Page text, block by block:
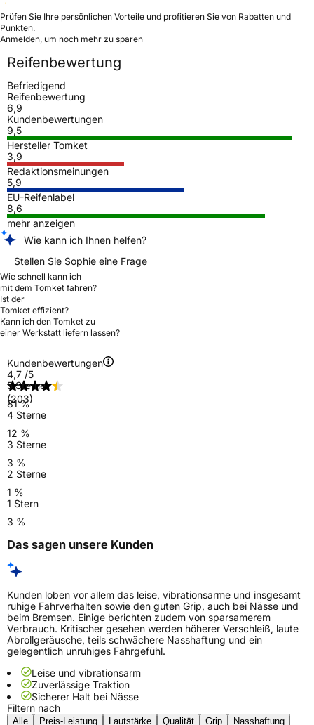
Prüfen Sie Ihre persönlichen Vorteile und profitieren Sie von Rabatten und
Punkten.
Anmelden, um noch mehr zu sparen
Reifenbewertung
Befriedigend
Reifenbewertung
6,9
Kundenbewertungen
9,5
Hersteller Tomket
3,9
Redaktionsmeinungen
5,9
EU-Reifenlabel
8,6
mehr anzeigen
Wie kann ich Ihnen helfen?
Stellen Sie Sophie eine Frage
Wie schnell kann ich
mit dem Tomket fahren?
Ist der
Tomket effizient?
Kann ich den Tomket zu
einer Werkstatt liefern lassen?
Kundenbewertungen
4,7 /5
(203)
5 Sterne
81 %
4 Sterne
12 %
3 Sterne
3 %
2 Sterne
1 %
1 Stern
3 %
Das sagen unsere Kunden
Kunden loben vor allem das leise, vibrationsarme und insgesamt
ruhige Fahrverhalten sowie den guten Grip, auch bei Nässe und
beim Bremsen. Einige berichten zudem von sparsamerem
Verbrauch. Kritischer gesehen werden höherer Verschleiß, laute
Abrollgeräusche, teils schwächere Nasshaftung und ein
gelegentlich unruhiges Fahrgefühl.
Leise und vibrationsarm
Zuverlässige Traktion
Sicherer Halt bei Nässe
Filtern nach
Alle Preis-Leistung Lautstärke Qualität Grip
Nasshaftung